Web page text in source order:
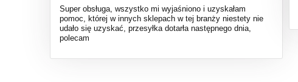
Super obsługa, wszystko mi wyjaśniono i uzyskałam
pomoc, której w innych sklepach w tej branży niestety nie
udało się uzyskać, przesyłka dotarła następnego dnia,
polecam